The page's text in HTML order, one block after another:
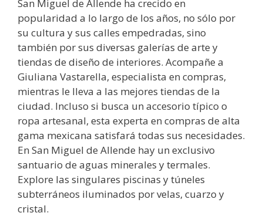
San Miguel de Allende ha crecido en
popularidad a lo largo de los años, no sólo por
su cultura y sus calles empedradas, sino
también por sus diversas galerías de arte y
tiendas de diseño de interiores. Acompañe a
Giuliana Vastarella, especialista en compras,
mientras le lleva a las mejores tiendas de la
ciudad. Incluso si busca un accesorio típico o
ropa artesanal, esta experta en compras de alta
gama mexicana satisfará todas sus necesidades.
En San Miguel de Allende hay un exclusivo
santuario de aguas minerales y termales.
Explore las singulares piscinas y túneles
subterráneos iluminados por velas, cuarzo y
cristal.